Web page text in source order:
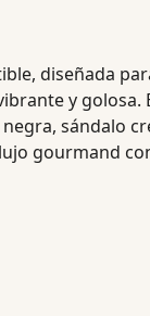
diseñada
y
sándalo
gourmand